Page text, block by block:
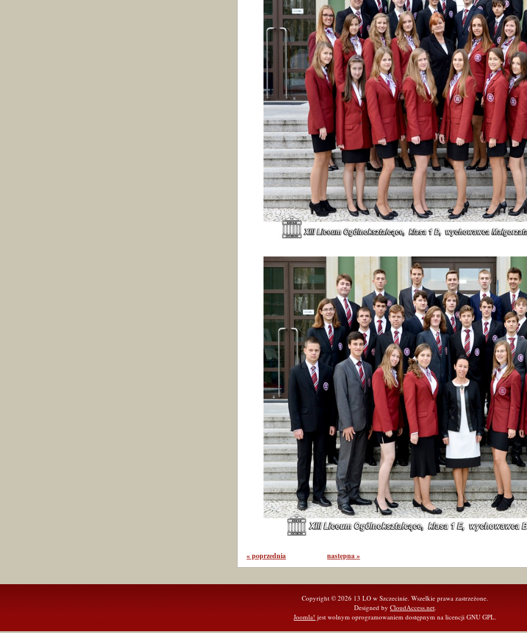
« poprzednia następna »
Copyright © 2026 13 LO w Szczecinie. Wszelkie prawa zastrzeżone.
Designed by CloudAccess.net.
Joomla! jest wolnym oprogramowaniem dostępnym na licencji GNU GPL.